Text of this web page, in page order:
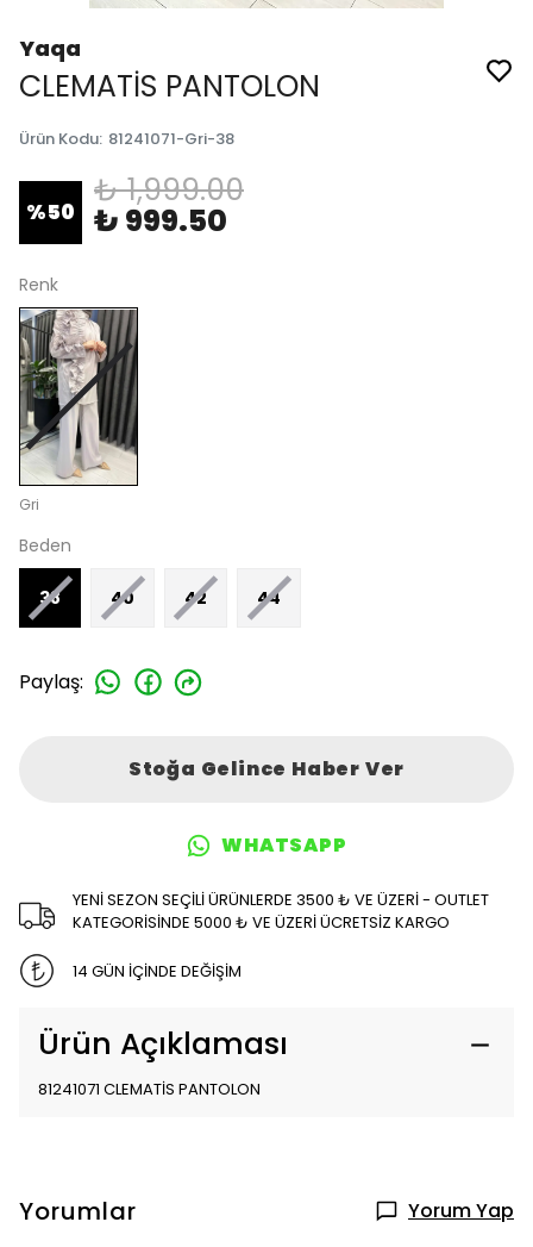
Yaqa
CLEMATİS PANTOLON
Ürün Kodu: 81241071-Gri-38
%50
₺ 1,999.00
₺ 999.50
Renk
Gri
Beden
38 40 42 44
Paylaş:
Stoğa Gelince Haber Ver
WHATSAPP
YENİ SEZON SEÇİLİ ÜRÜNLERDE 3500 ₺ VE ÜZERİ - OUTLET
KATEGORİSİNDE 5000 ₺ VE ÜZERİ ÜCRETSİZ KARGO
14 GÜN İÇİNDE DEĞİŞİM
Ürün Açıklaması
81241071 CLEMATİS PANTOLON
Yorumlar Yorum Yap